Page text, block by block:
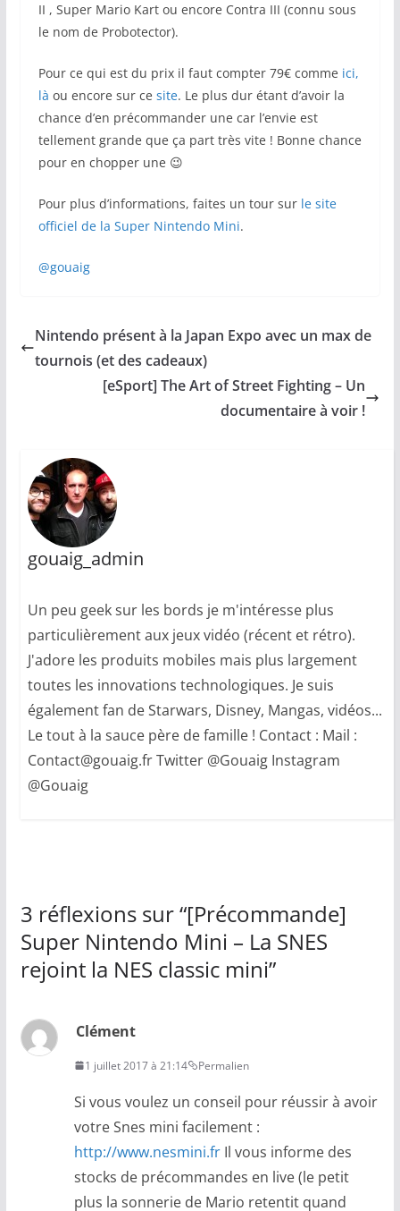
II , Super Mario Kart ou encore Contra III (connu sous
le nom de Probotector).
Pour ce qui est du prix il faut compter 79€ comme ici,
là ou encore sur ce site. Le plus dur étant d’avoir la
chance d’en précommander une car l’envie est
tellement grande que ça part très vite ! Bonne chance
pour en chopper une 😉
Pour plus d’informations, faites un tour sur le site
officiel de la Super Nintendo Mini.
@gouaig
Nintendo présent à la Japan Expo avec un max de
tournois (et des cadeaux)
[eSport] The Art of Street Fighting – Un
documentaire à voir !
gouaig_admin
Un peu geek sur les bords je m'intéresse plus
particulièrement aux jeux vidéo (récent et rétro).
J'adore les produits mobiles mais plus largement
toutes les innovations technologiques. Je suis
également fan de Starwars, Disney, Mangas, vidéos...
Le tout à la sauce père de famille ! Contact : Mail :
Contact@gouaig.fr Twitter @Gouaig Instagram
@Gouaig
3 réflexions sur “[Précommande]
Super Nintendo Mini – La SNES
rejoint la NES classic mini”
Clément
1 juillet 2017 à 21:14 Permalien
Si vous voulez un conseil pour réussir à avoir
votre Snes mini facilement :
http://www.nesmini.frIl vous informe des
stocks de précommandes en live (le petit
plus la sonnerie de Mario retentit quand